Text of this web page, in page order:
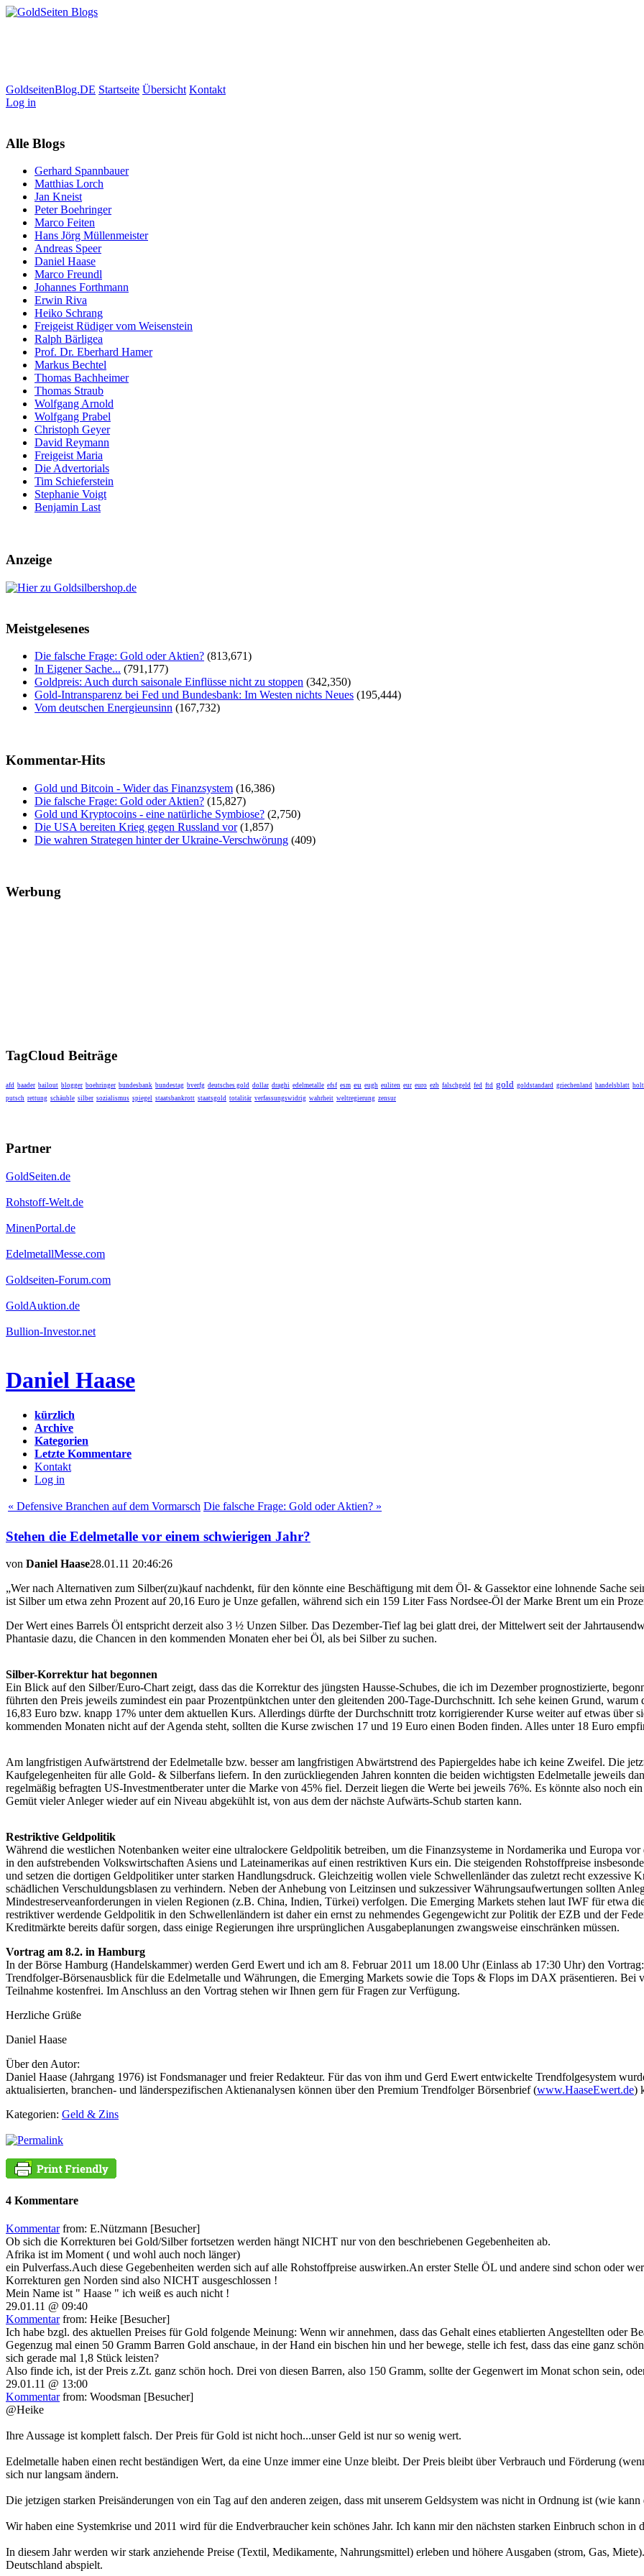
GoldseitenBlog.DE Startseite Übersicht Kontakt
Log in
Alle Blogs
Gerhard Spannbauer
Matthias Lorch
Jan Kneist
Peter Boehringer
Marco Feiten
Hans Jörg Müllenmeister
Andreas Speer
Daniel Haase
Marco Freundl
Johannes Forthmann
Erwin Riva
Heiko Schrang
Freigeist Rüdiger vom Weisenstein
Ralph Bärligea
Prof. Dr. Eberhard Hamer
Markus Bechtel
Thomas Bachheimer
Thomas Straub
Wolfgang Arnold
Wolfgang Prabel
Christoph Geyer
David Reymann
Freigeist Maria
Die Advertorials
Tim Schieferstein
Stephanie Voigt
Benjamin Last
Anzeige
Meistgelesenes
Die falsche Frage: Gold oder Aktien? (813,671)
In Eigener Sache... (791,177)
Goldpreis: Auch durch saisonale Einflüsse nicht zu stoppen (342,350)
Gold-Intransparenz bei Fed und Bundesbank: Im Westen nichts Neues (195,444)
Vom deutschen Energieunsinn (167,732)
Kommentar-Hits
Gold und Bitcoin - Wider das Finanzsystem (16,386)
Die falsche Frage: Gold oder Aktien? (15,827)
Gold und Kryptocoins - eine natürliche Symbiose? (2,750)
Die USA bereiten Krieg gegen Russland vor (1,857)
Die wahren Strategen hinter der Ukraine-Verschwörung (409)
Werbung
TagCloud Beiträge
afd baader bailout blogger boehringer bundesbank bundestag bverfg deutsches gold dollar draghi edelmetalle efsf esm eu eugh euliten eur euro ezb falschgeld fed ftd gold goldstandard griechenland handelsblatt holt
putsch rettung schäuble silber sozialismus spiegel staatsbankrott staatsgold totalitär verfassungswidrig wahrheit weltregierung zensur
Partner
GoldSeiten.de
Rohstoff-Welt.de
MinenPortal.de
EdelmetallMesse.com
Goldseiten-Forum.com
GoldAuktion.de
Bullion-Investor.net
Daniel Haase
kürzlich
Archive
Kategorien
Letzte Kommentare
Kontakt
Log in
« Defensive Branchen auf dem Vormarsch Die falsche Frage: Gold oder Aktien? »
Stehen die Edelmetalle vor einem schwierigen Jahr?
von Daniel Haase28.01.11 20:46:26
„Wer nach Alternativen zum Silber(zu)kauf nachdenkt, für den könnte eine Beschäftigung mit dem Öl- & Gassektor eine lohnende Sache
ist Silber um etwa zehn Prozent auf 20,16 Euro je Unze gefallen, während sich ein 159 Liter Fass Nordsee-Öl der Marke Brent um ein
Der Wert eines Barrels Öl entspricht derzeit also 3 ½ Unzen Silber. Das Dezember-Tief lag bei glatt drei, der Mittelwert seit der
Phantasie dazu, die Chancen in den kommenden Monaten eher bei Öl, als bei Silber zu suchen.
Silber-Korrektur hat begonnen
Ein Blick auf den Silber/Euro-Chart zeigt, dass das die Korrektur des jüngsten Hausse-Schubes, die ich im Dezember prognostizierte,
führten den Preis jeweils zumindest ein paar Prozentpünktchen unter den gleitenden 200-Tage-Durchschnitt. Ich sehe keinen Grund,
16,83 Euro bzw. knapp 17% unter dem aktuellen Kurs. Allerdings dürfte der Durchschnitt trotz korrigierender Kurse weiter auf etwas über
kommenden Monaten nicht auf der Agenda steht, sollten die Kurse zwischen 17 und 19 Euro einen Boden finden. Alles unter 18 Euro
Am langfristigen Aufwärtstrend der Edelmetalle bzw. besser am langfristigen Abwärtstrend des Papiergeldes habe ich keine Zweifel. Die
Kaufgelegenheiten für alle Gold- & Silberfans liefern. In den zurückliegenden Jahren konnten die beiden wichtigsten Edelmetalle jeweils
regelmäßig befragten US-Investmentberater unter die Marke von 45% fiel. Derzeit liegen die Werte bei jeweils 76%. Es könnte also noch
Gemüt vieler Anleger wieder auf ein Niveau abgekühlt ist, von aus dem der nächste Aufwärts-Schub starten kann.
Restriktive Geldpolitik
Während die westlichen Notenbanken weiter eine ultralockere Geldpolitik betreiben, um die Finanzsysteme in Nordamerika und Europa
in den aufstrebenden Volkswirtschaften Asiens und Lateinamerikas auf einen restriktiven Kurs ein. Die steigenden Rohstoffpreise
und setzen die dortigen Geldpolitiker unter starken Handlungsdruck. Gleichzeitig wollen viele Schwellenländer das zuletzt recht exzessive
schädlichen Verschuldungsblasen zu verhindern. Neben der Anhebung von Leitzinsen und sukzessiver Währungsaufwertungen sollten
Mindestreserveanforderungen in vielen Regionen (z.B. China, Indien, Türkei) verfolgen. Die Emerging Markets stehen laut IWF für etwa
restriktiver werdende Geldpolitik in den Schwellenländern ist daher ein ernst zu nehmendes Gegengewicht zur Politik der EZB und der
Kreditmärkte bereits dafür sorgen, dass einige Regierungen ihre ursprünglichen Ausgabeplanungen zwangsweise einschränken müssen.
Vortrag am 8.2. in Hamburg
In der Börse Hamburg (Handelskammer) werden Gerd Ewert und ich am 8. Februar 2011 um 18.00 Uhr (Einlass ab 17:30 Uhr) den
Trendfolger-Börsenausblick für die Edelmetalle und Währungen, die Emerging Markets sowie die Tops & Flops im DAX präsentieren. Bei
Teilnahme kostenfrei. Im Anschluss an den Vortrag stehen wir Ihnen gern für Fragen zur Verfügung.
Herzliche Grüße
Daniel Haase
Über den Autor:
Daniel Haase (Jahrgang 1976) ist Fondsmanager und freier Redakteur. Für das von ihm und Gerd Ewert entwickelte Trendfolgesystem
aktualisierten, branchen- und länderspezifischen Aktienanalysen können über den Premium Trendfolger Börsenbrief (www.HaaseEwert.de)
Kategorien: Geld & Zins
4 Kommentare
Kommentarfrom: E.Nützmann [Besucher]
Ob sich die Korrekturen bei Gold/Silber fortsetzen werden hängt NICHT nur von den beschriebenen Gegebenheiten ab.
Afrika ist im Moment ( und wohl auch noch länger)
ein Pulverfass.Auch diese Gegebenheiten werden sich auf alle Rohstoffpreise auswirken.An erster Stelle ÖL und andere sind schon oder
Korrekturen gen Norden sind also NICHT ausgeschlossen !
Mein Name ist " Haase " ich weiß es auch nicht !
29.01.11 @ 09:40
Kommentarfrom: Heike [Besucher]
Ich habe bzgl. des aktuellen Preises für Gold folgende Meinung: Wenn wir annehmen, dass das Gehalt eines etablierten Angestellten oder
Gegenzug mal einen 50 Gramm Barren Gold anschaue, in der Hand ein bischen hin und her bewege, stelle ich fest, dass das eine ganz
sich gerade mal 1,8 Stück leisten?
Also finde ich, ist der Preis z.Zt. ganz schön hoch. Drei von diesen Barren, also 150 Gramm, sollte der Gegenwert im Monat schon sein,
29.01.11 @ 13:00
Kommentarfrom: Woodsman [Besucher]
@Heike
Ihre Aussage ist komplett falsch. Der Preis für Gold ist nicht hoch...unser Geld ist nur so wenig wert.
Edelmetalle haben einen recht beständigen Wert, da eine Unze immer eine Unze bleibt. Der Preis bleibt über Verbrauch und Förderung
sich nur langsam ändern.
Die jetzigen starken Preisänderungen von ein Tag auf den anderen zeigen, dass mit unserem Geldsystem was nicht in Ordnung ist (wie
Wir haben eine Systemkrise und 2011 wird für die Endverbraucher kein schönes Jahr. Ich kann mir den nächsten starken Einbruch schon in
In diesem Jahr werden wir stark anziehende Preise (Textil, Medikamente, Nahrungsmittel) erleben und höhere Ausgaben (strom, Gas,
Deutschland abspielt.